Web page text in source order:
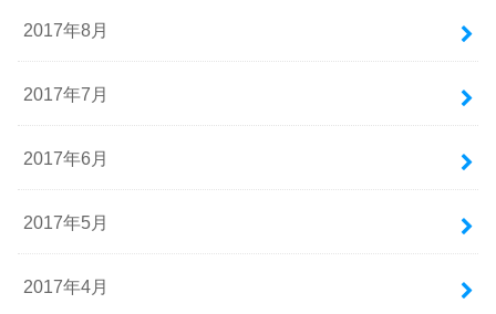
2017年8月
2017年7月
2017年6月
2017年5月
2017年4月